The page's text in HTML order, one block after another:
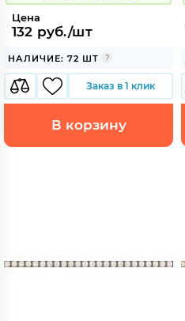
Цена
132 руб./шт
НАЛИЧИЕ: 72 ШТ
Заказ в 1 клик
В корзину